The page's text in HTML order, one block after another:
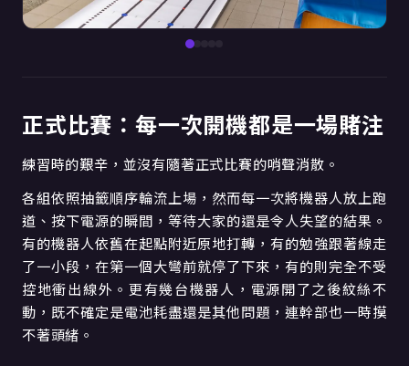
正式比賽：每一次開機都是一場賭注
練習時的艱辛，並沒有隨著正式比賽的哨聲消散。
各組依照抽籤順序輪流上場，然而每一次將機器人放上跑
道、按下電源的瞬間，等待大家的還是令人失望的結果。
有的機器人依舊在起點附近原地打轉，有的勉強跟著線走
了一小段，在第一個大彎前就停了下來，有的則完全不受
控地衝出線外。更有幾台機器人，電源開了之後紋絲不
動，既不確定是電池耗盡還是其他問題，連幹部也一時摸
不著頭緒。